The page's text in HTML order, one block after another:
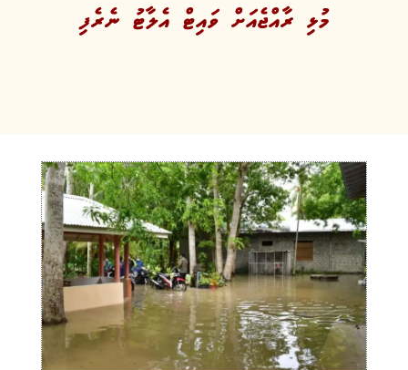
މުޅި ރާއްޖެއަށް ވައިޓް އެލާޓު ނެރެފި